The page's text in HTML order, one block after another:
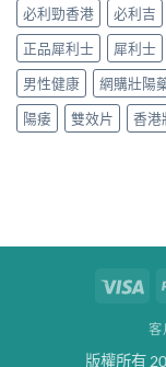
必利勁香港
必利吉
正品犀利士
犀利士
男性健康
網購壯陽
陽痿
雙效片 香港
客
版權所有